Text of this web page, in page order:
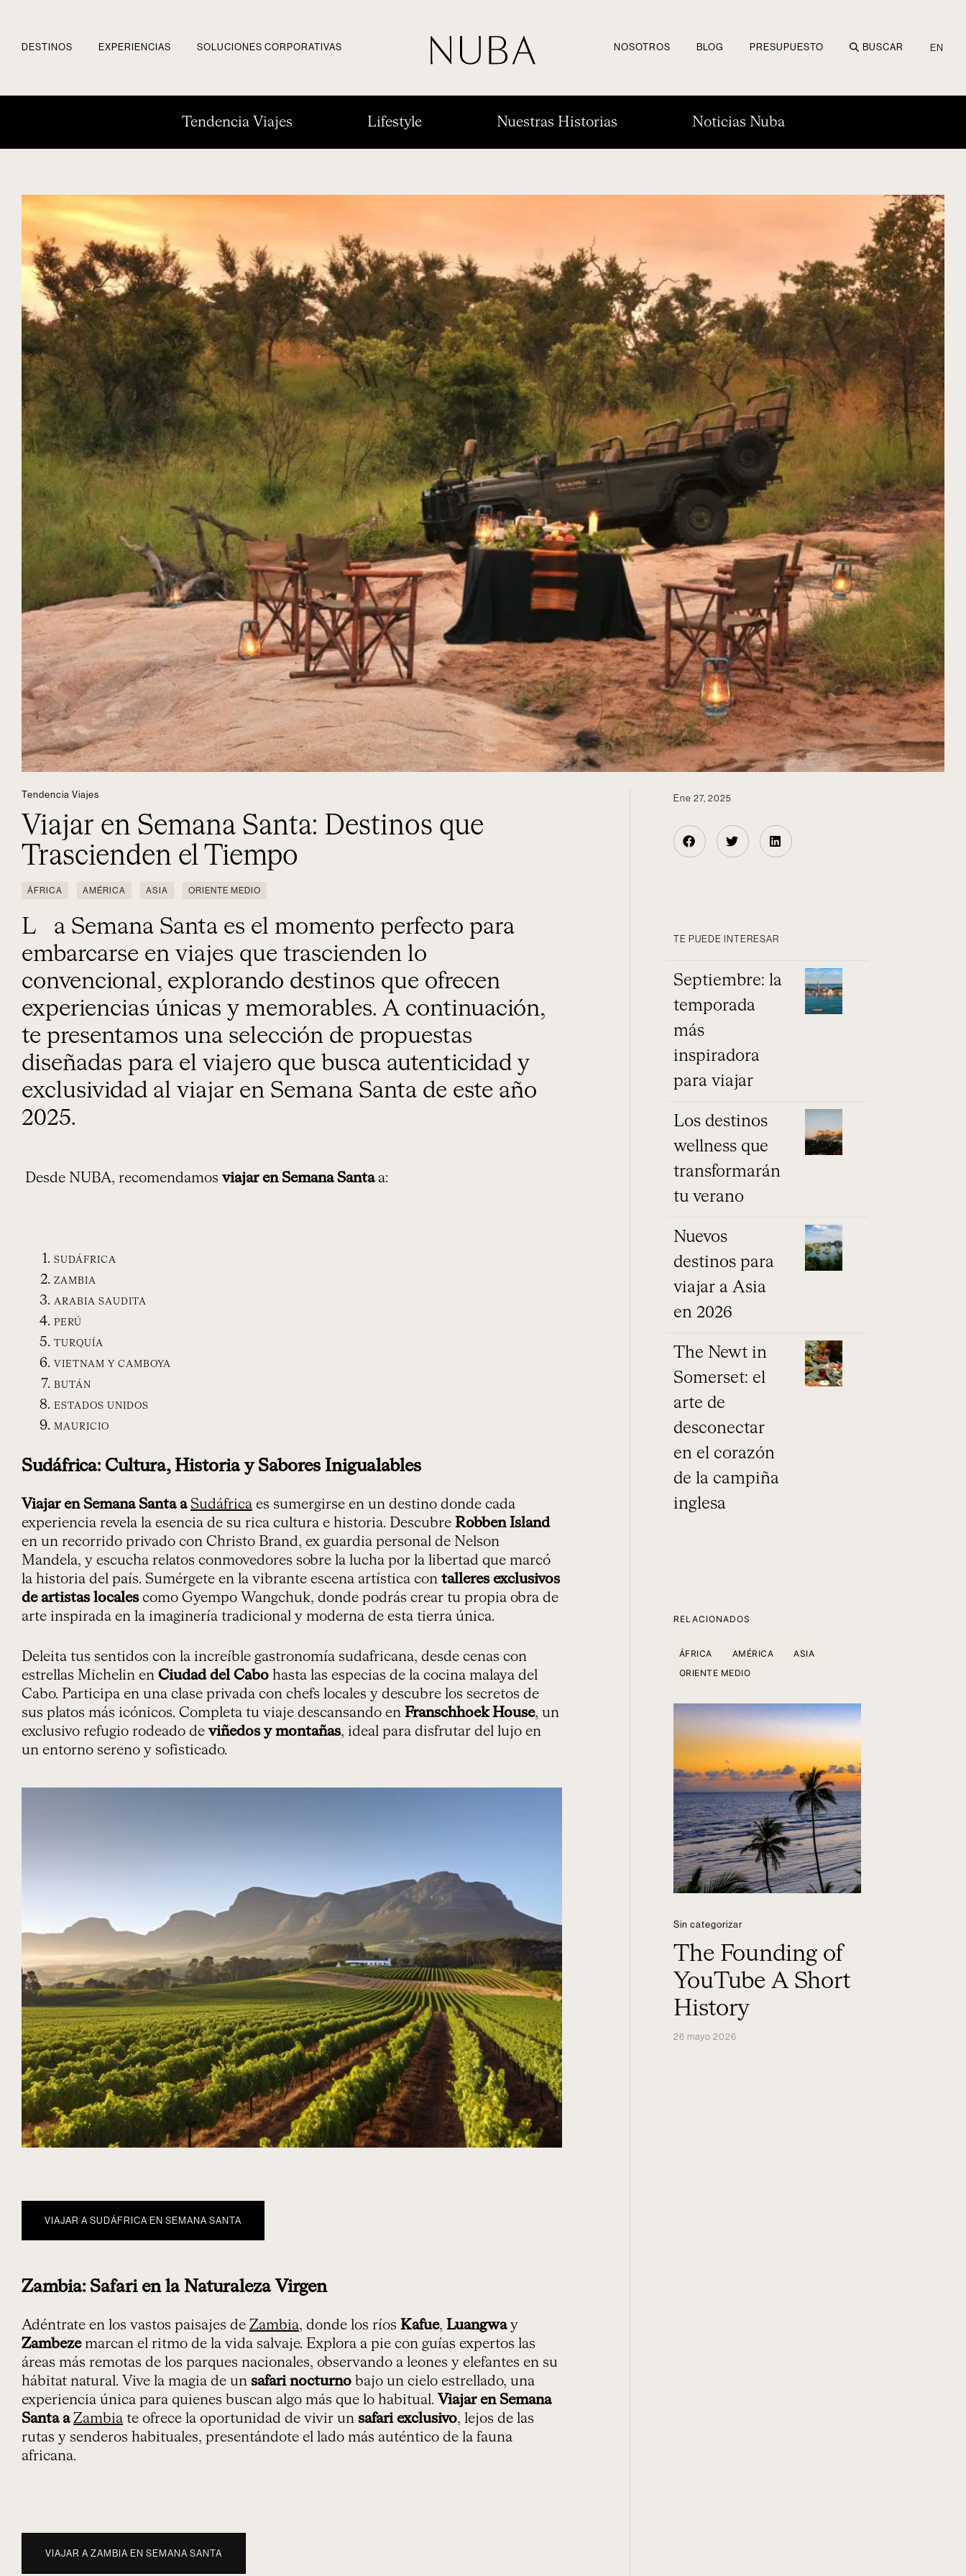
DESTINOS EXPERIENCIAS SOLUCIONES CORPORATIVAS NOSOTROS BLOG PRESUPUESTO BUSCAR EN
Tendencia Viajes Lifestyle Nuestras Historias Noticias Nuba
Tendencia Viajes
Viajar en Semana Santa: Destinos que
Trascienden el Tiempo
ÁFRICA AMÉRICA ASIA ORIENTE MEDIO
La Semana Santa es el momento perfecto para
embarcarse en viajes que trascienden lo
convencional, explorando destinos que ofrecen
experiencias únicas y memorables. A continuación,
te presentamos una selección de propuestas
diseñadas para el viajero que busca autenticidad y
exclusividad al viajar en Semana Santa de este año
2025.
Desde NUBA, recomendamos viajar en Semana Santaa:
SUDÁFRICA
ZAMBIA
ARABIA SAUDITA
PERÚ
TURQUÍA
VIETNAM Y CAMBOYA
BUTÁN
ESTADOS UNIDOS
MAURICIO
Sudáfrica: Cultura, Historia y Sabores Inigualables
Viajar en Semana Santa a Sudáfrica es sumergirse en un destino donde cada
experiencia revela la esencia de su rica cultura e historia. Descubre Robben Island
en un recorrido privado con Christo Brand, ex guardia personal de Nelson
Mandela, y escucha relatos conmovedores sobre la lucha por la libertad que marcó
la historia del país. Sumérgete en la vibrante escena artística con talleres exclusivos
de artistas localescomo Gyempo Wangchuk, donde podrás crear tu propia obra de
arte inspirada en la imaginería tradicional y moderna de esta tierra única.
Deleita tus sentidos con la increíble gastronomía sudafricana, desde cenas con
estrellas Michelin en Ciudad del Cabo hasta las especias de la cocina malaya del
Cabo. Participa en una clase privada con chefs locales y descubre los secretos de
sus platos más icónicos. Completa tu viaje descansando en Franschhoek House, un
exclusivo refugio rodeado de viñedos y montañas, ideal para disfrutar del lujo en
un entorno sereno y sofisticado.
VIAJAR A SUDÁFRICA EN SEMANA SANTA
Zambia: Safari en la Naturaleza Virgen
Adéntrate en los vastos paisajes de Zambia, donde los ríos Kafue, Luangway
Zambezemarcan el ritmo de la vida salvaje. Explora a pie con guías expertos las
áreas más remotas de los parques nacionales, observando a leones y elefantes en su
hábitat natural. Vive la magia de un safari nocturno bajo un cielo estrellado, una
experiencia única para quienes buscan algo más que lo habitual. Viajar en Semana
Santa a Zambia te ofrece la oportunidad de vivir un safari exclusivo, lejos de las
rutas y senderos habituales, presentándote el lado más auténtico de la fauna
africana.
VIAJAR A ZAMBIA EN SEMANA SANTA
Ene 27, 2025
TE PUEDE INTERESAR
Septiembre: la
temporada
más
inspiradora
para viajar
Los destinos
wellness que
transformarán
tu verano
Nuevos
destinos para
viajar a Asia
en 2026
The Newt in
Somerset: el
arte de
desconectar
en el corazón
de la campiña
inglesa
RELACIONADOS
ÁFRICA AMÉRICA
ASIA
ORIENTE MEDIO
Sin categorizar
The Founding of
YouTube A Short
History
26 mayo 2026